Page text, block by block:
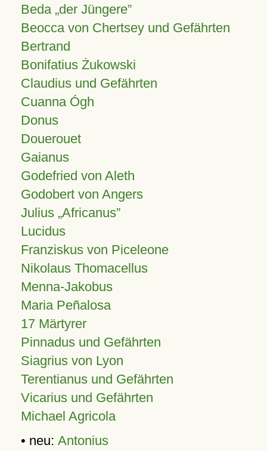
Beda „der Jüngere”
Beocca von Chertsey und Gefährten
Bertrand
Bonifatius Żukowski
Claudius und Gefährten
Cuanna Ógh
Donus
Douerouet
Gaianus
Godefried von Aleth
Godobert von Angers
Julius Africanus
Lucidus
Franziskus von Piceleone
Nikolaus Thomacellus
Menna-Jakobus
Maria Peñalosa
17 Märtyrer
Pinnadus und Gefährten
Siagrius von Lyon
Terentianus und Gefährten
Vicarius und Gefährten
Michael Agricola
• neu: Antonius